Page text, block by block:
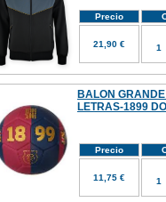
Precio
21,90 €
BALON
LETRAS-1899
Precio
11,75 €